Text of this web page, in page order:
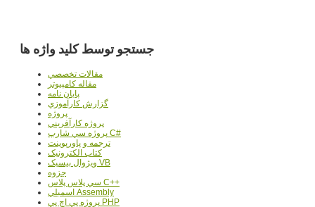
جستجو توسط کلید واژه ها
مقالات تخصصي
مقاله کامپیوتر
پایان نامه
گزارش کارآموزي
پروژه
پروژه کارآفريني
پروژه سي شارپ C#
ترجمه و پاورپوينت
کتاب الکترونيک
ويژوال بيسيک VB
جزوه
سي پلاس پلاس C++
اسمبلي Assembly
پروژه پي اچ پي PHP